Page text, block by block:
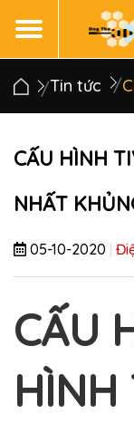
Tin tức
CẤU HÌNH
NHẤT
05-10-2020
CẤU
HÌNH